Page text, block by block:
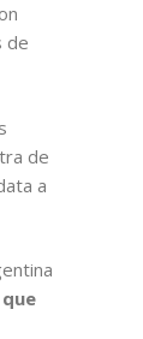
de
de
a